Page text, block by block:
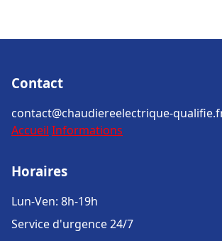
Contact
contact@chaudiereelectrique-
Accueil Informations
Horaires
Lun-Ven: 8h-19h
Service d'urgence 24/7